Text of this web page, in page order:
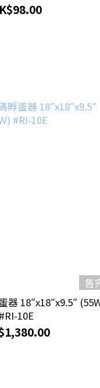
售
器 18″x18″x9.5″
#RI-10E